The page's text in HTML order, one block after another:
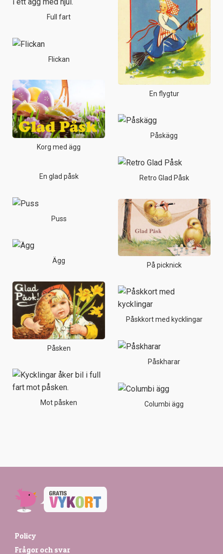
Full fart
Flickan
Korg med ägg
En glad påsk
Puss
Ägg
Påsken
Mot påsken
En flygtur
Påskägg
Retro Glad Påsk
På picknick
Påskkort med kycklingar
Påskharar
Columbi ägg
Policy
Frågor och svar